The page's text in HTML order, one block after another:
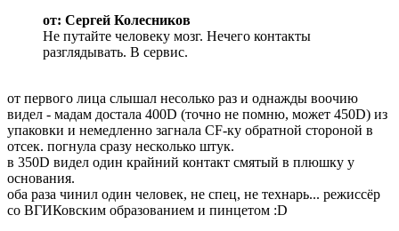
от: Сергей Колесников
Не путайте человеку мозг. Нечего контакты
разглядывать. В сервис.
от первого лица слышал несолько раз и однажды воочию
видел - мадам достала 400D (точно не помню, может 450D) из
упаковки и немедленно загнала CF-ку обратной стороной в
отсек. погнула сразу несколько штук.
в 350D видел один крайний контакт смятый в плюшку у
основания.
оба раза чинил один человек, не спец, не технарь... режиссёр
со ВГИКовским образованием и пинцетом :D